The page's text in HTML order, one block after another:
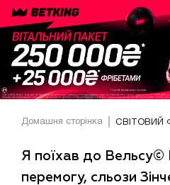
Домашня сторінка СВІТОВИЙ
Я поїхав до Вельсу©
перемогу, сльози